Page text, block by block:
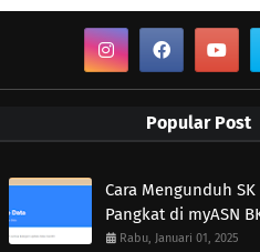
Popular Post
Cara Mengunduh
Pangkat di myASN
Rabu, Januari 01, 2025